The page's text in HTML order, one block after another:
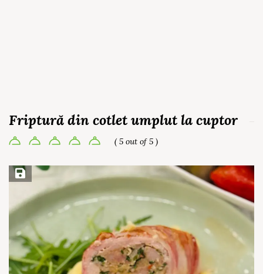
Friptură din cotlet umplut la cuptor
( 5 out of 5 )
Save Recipe